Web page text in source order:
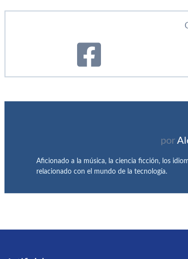
por
Aficionado a la música, la ciencia ficción, los
relacionado con el mundo de la tecnología.